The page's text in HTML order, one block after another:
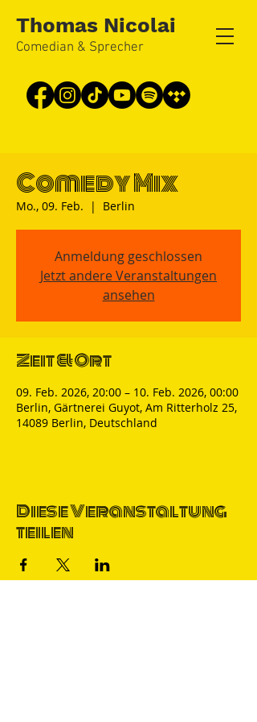
Thomas Nicolai
Comedian & Sprecher
Comedy Mix
Mo., 09. Feb.
  |
Berlin
Anmeldung geschlossen
Jetzt andere Veranstaltungen
ansehen
Zeit & Ort
09. Feb. 2026, 20:00 – 10. Feb. 2026, 00:00
Berlin, Gärtnerei Guyot, Am Ritterholz 25,
14089 Berlin, Deutschland
Diese Veranstaltung
teilen